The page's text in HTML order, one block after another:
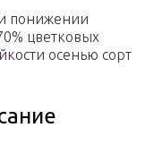
понижении
цветковых
осенью сорт